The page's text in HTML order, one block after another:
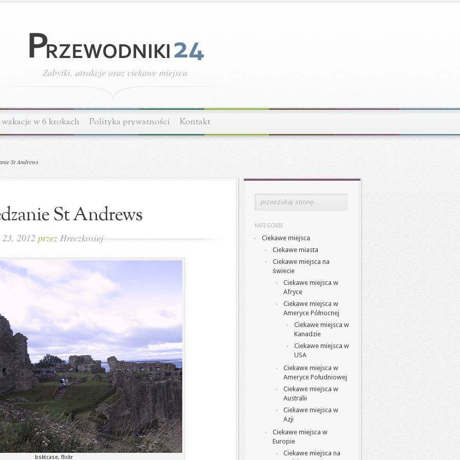
Zabytki, atrakcje oraz ciekawe miejsca
w 6 krokach Polityka prywatności Kontakt
St Andrews
St Andrews
2012 przez Hreczkosiej
bsktcase, flickr
KATEGORIE
Ciekawe miejsca
Ciekawe miasta
Ciekawe miejsca na
świecie
Ciekawe miejsca w
Afryce
Ciekawe miejsca w
Ameryce Północnej
Ciekawe miejsca w
Kanadzie
Ciekawe miejsca w
USA
Ciekawe miejsca w
Ameryce Południowej
Ciekawe miejsca w
Australii
Ciekawe miejsca w
Azji
Ciekawe miejsca w
Europie
Ciekawe miejsca na